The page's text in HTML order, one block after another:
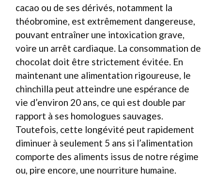
cacao ou de ses dérivés, notamment la
théobromine, est extrêmement dangereuse,
pouvant entraîner une intoxication grave,
voire un arrêt cardiaque. La consommation de
chocolat doit être strictement évitée. En
maintenant une alimentation rigoureuse, le
chinchilla peut atteindre une espérance de
vie d’environ 20 ans, ce qui est double par
rapport à ses homologues sauvages.
Toutefois, cette longévité peut rapidement
diminuer à seulement 5 ans si l’alimentation
comporte des aliments issus de notre régime
ou, pire encore, une nourriture humaine.